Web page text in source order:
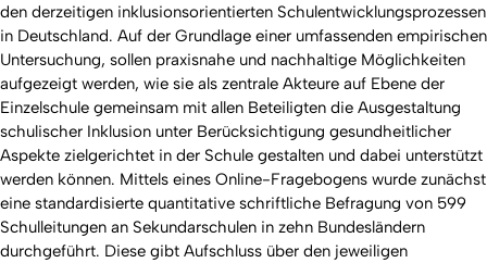
den derzeitigen inklusionsorientierten Schulentwicklungsprozessen
in Deutschland. Auf der Grundlage einer umfassenden empirischen
Untersuchung, sollen praxisnahe und nachhaltige Möglichkeiten
aufgezeigt werden, wie sie als zentrale Akteure auf Ebene der
Einzelschule gemeinsam mit allen Beteiligten die Ausgestaltung
schulischer Inklusion unter Berücksichtigung gesundheitlicher
Aspekte zielgerichtet in der Schule gestalten und dabei unterstützt
werden können. Mittels eines Online-Fragebogens wurde zunächst
eine standardisierte quantitative schriftliche Befragung von 599
Schulleitungen an Sekundarschulen in zehn Bundesländern
durchgeführt. Diese gibt Aufschluss über den jeweiligen